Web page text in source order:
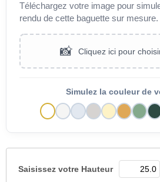
Téléchargez votre image pour
rendu de cette baguette sur mesure.
📸 Cliquez ici pour
Simulez la couleur de
Saisissez votre Hauteur